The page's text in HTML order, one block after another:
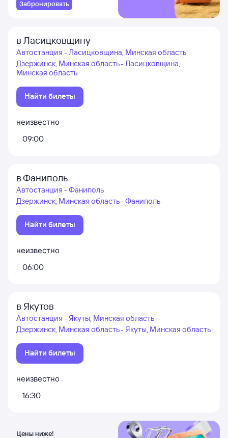
Забронировать
в Ласицковщину
Автостанция - Ласицковщина, Минская область
Дзержинск, Минская область - Ласицковщина,
Минская область
Найти билеты
неизвестно
09:00
в Фаниполь
Автостанция - Фаниполь
Дзержинск, Минская область - Фаниполь
Найти билеты
неизвестно
06:00
в Якутов
Автостанция - Якуты, Минская область
Дзержинск, Минская область - Якуты, Минская область
Найти билеты
неизвестно
16:30
Цены ниже!